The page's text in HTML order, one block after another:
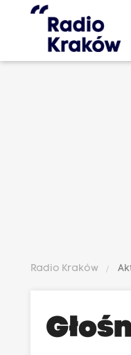
Radio Kraków